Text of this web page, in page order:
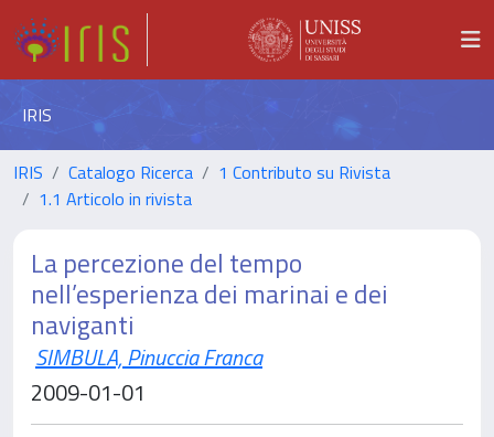
IRIS
IRIS Catalogo Ricerca
1 Contributo su Rivista
1.1 Articolo in rivista
La percezione del tempo
nell’esperienza dei marinai e dei
naviganti
SIMBULA, Pinuccia Franca
2009-01-01